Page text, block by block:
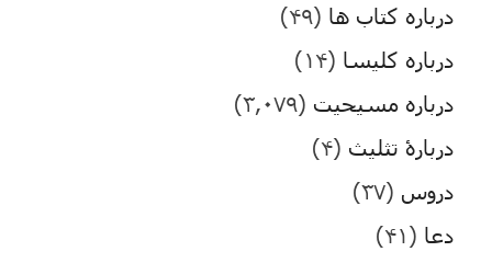
درباره کتاب ها (۴۹)
درباره کلیسا (۱۴)
درباره مسیحیت (۳,۰۷۹)
دربارۀ تثلیث (۴)
دروس (۳۷)
دعا (۴۱)